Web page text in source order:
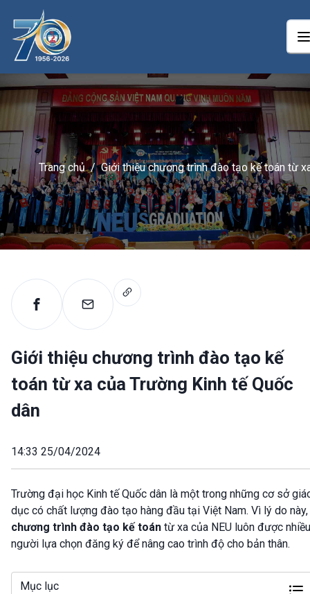
Trang chủ / Giới thiệu chương trình đào tạo kế toán từ
của Trường Kinh tế Quốc dân
Giới thiệu chương trình đào tạo kế
toán từ xa của Trường Kinh tế Quốc
dân
14:33 25/04/2024
Trường đại học Kinh tế Quốc dân là một trong những cơ sở
dục có chất lượng đào tạo hàng đầu tại Việt Nam. Vì lý do này,
chương trình đào tạo kế toán từ xa của NEU luôn được nhiều
người lựa chọn đăng ký để nâng cao trình độ cho bản thân.
Mục lục